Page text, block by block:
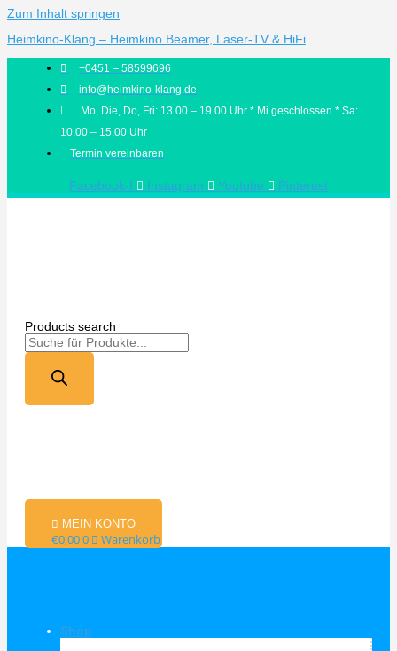
Zum Inhalt springen
Heimkino-Klang – Heimkino Beamer, Laser-TV & HiFi
+0451 – 58599696
info@heimkino-klang.de
Mo, Die, Do, Fri: 13.00 – 19.00 Uhr * Mi geschlossen * Sa:
10.00 – 15.00 Uhr
Termin vereinbaren
Facebook-f Instagram Youtube Pinterest
Products search
MEIN KONTO
€0,000 Warenkorb
Shop